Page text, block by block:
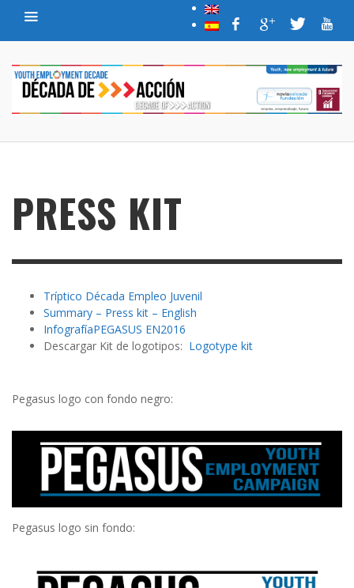
PRESS KIT
Tríptico Década Empleo Juvenil
Summary – Press kit – English
InfografíaPEGASUS EN2016
Descargar Kit de logotipos: Logotype kit
Pegasus logo con fondo negro:
Pegasus logo sin fondo: